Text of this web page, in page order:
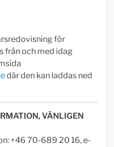
för
från och med idag
där den kan laddas ned
VÄNLIGEN
+46 70-689 20 16, e-